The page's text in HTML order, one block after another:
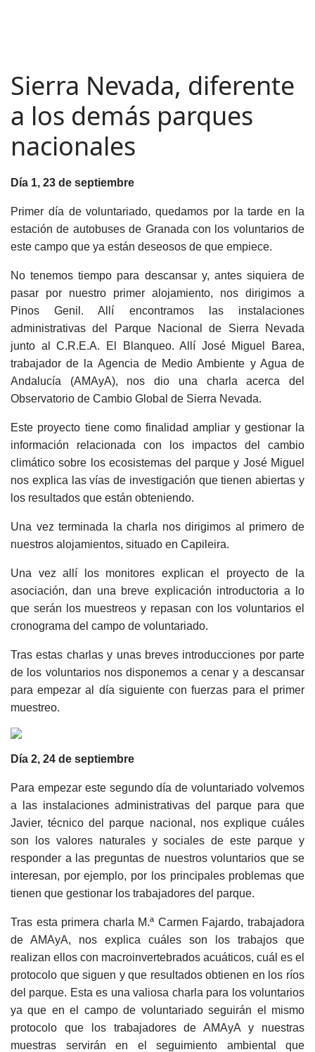
Sierra Nevada, diferente
a los demás parques
nacionales
Día 1, 23 de septiembre
Primer día de voluntariado, quedamos por la tarde en la
estación de autobuses de Granada con los voluntarios de
este campo que ya están deseosos de que empiece.
No tenemos tiempo para descansar y, antes siquiera de
pasar por nuestro primer alojamiento, nos dirigimos a
Pinos Genil. Allí encontramos las instalaciones
administrativas del Parque Nacional de Sierra Nevada
junto al C.R.E.A. El Blanqueo. Allí José Miguel Barea,
trabajador de la Agencia de Medio Ambiente y Agua de
Andalucía (AMAyA), nos dio una charla acerca del
Observatorio de Cambio Global de Sierra Nevada.
Este proyecto tiene como finalidad ampliar y gestionar la
información relacionada con los impactos del cambio
climático sobre los ecosistemas del parque y José Miguel
nos explica las vías de investigación que tienen abiertas y
los resultados que están obteniendo.
Una vez terminada la charla nos dirigimos al primero de
nuestros alojamientos, situado en Capileira.
Una vez allí los monitores explican el proyecto de la
asociación, dan una breve explicación introductoria a lo
que serán los muestreos y repasan con los voluntarios el
cronograma del campo de voluntariado.
Tras estas charlas y unas breves introducciones por parte
de los voluntarios nos disponemos a cenar y a descansar
para empezar al día siguiente con fuerzas para el primer
muestreo.
Día 2, 24 de septiembre
Para empezar este segundo día de voluntariado volvemos
a las instalaciones administrativas del parque para que
Javier, técnico del parque nacional, nos explique cuáles
son los valores naturales y sociales de este parque y
responder a las preguntas de nuestros voluntarios que se
interesan, por ejemplo, por los principales problemas que
tienen que gestionar los trabajadores del parque.
Tras esta primera charla M.ª Carmen Fajardo, trabajadora
de AMAyA, nos explica cuáles son los trabajos que
realizan ellos con macroinvertebrados acuáticos, cuál es el
protocolo que siguen y que resultados obtienen en los ríos
del parque. Esta es una valiosa charla para los voluntarios
ya que en el campo de voluntariado seguirán el mismo
protocolo que los trabajadores de AMAyA y nuestras
muestras servirán en el seguimiento ambiental que